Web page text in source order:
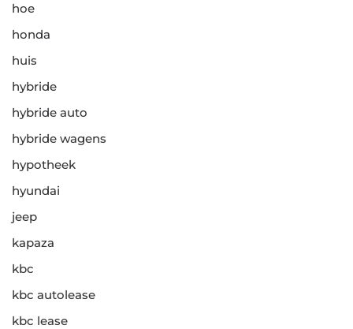
hoe
honda
huis
hybride
hybride auto
hybride wagens
hypotheek
hyundai
jeep
kapaza
kbc
kbc autolease
kbc lease